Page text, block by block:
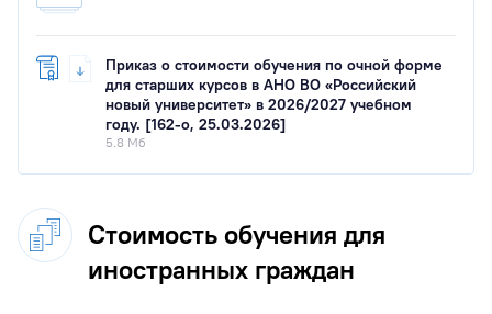
Приказ о стоимости обучения по очной форме
для старших курсов в АНО ВО «Российский
новый университет» в 2026/2027 учебном
году. [162-о, 25.03.2026]
5.8 Мб
Стоимость обучения для
иностранных граждан